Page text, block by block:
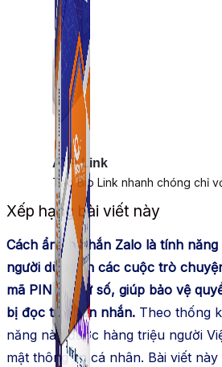
ATP Link
Tạo Bio Link nhanh chóng chỉ
Xếp hạng bài viết này
Cách ẩn tin nhắn Zalo là tính
người dùng ẩn các cuộc trò
mã PIN 4 chữ số, giúp bảo vệ
bị đọc trộm tin nhắn. Theo thống
năng này được hàng triệu người
mật thông tin cá nhân. Bài viết